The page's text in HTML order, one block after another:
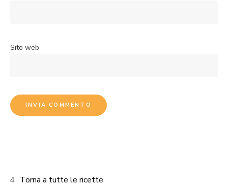
Sito web
Torna a tutte le ricette